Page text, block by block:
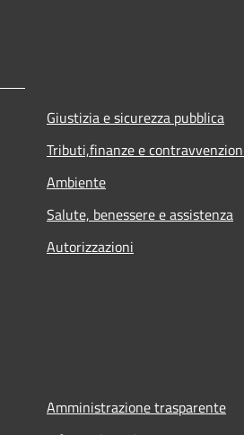
Giustizia e sicurezza pubblica
Tributi,finanze e
Ambiente
Salute, benessere e assistenza
Autorizzazioni
Amministrazione trasparente